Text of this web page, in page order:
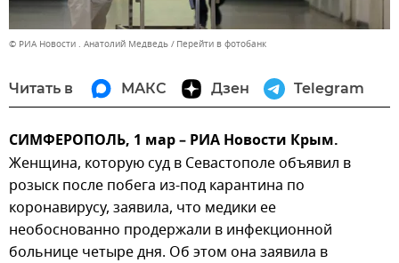
© РИА Новости . Анатолий Медведь Перейти в фотобанк
Читать в МАКС Дзен Telegram
СИМФЕРОПОЛЬ, 1 мар – РИА Новости Крым.
Женщина, которую суд в Севастополе объявил в
розыск после побега из-под карантина по
коронавирусу, заявила, что медики ее
необоснованно продержали в инфекционной
больнице четыре дня. Об этом она заявила в